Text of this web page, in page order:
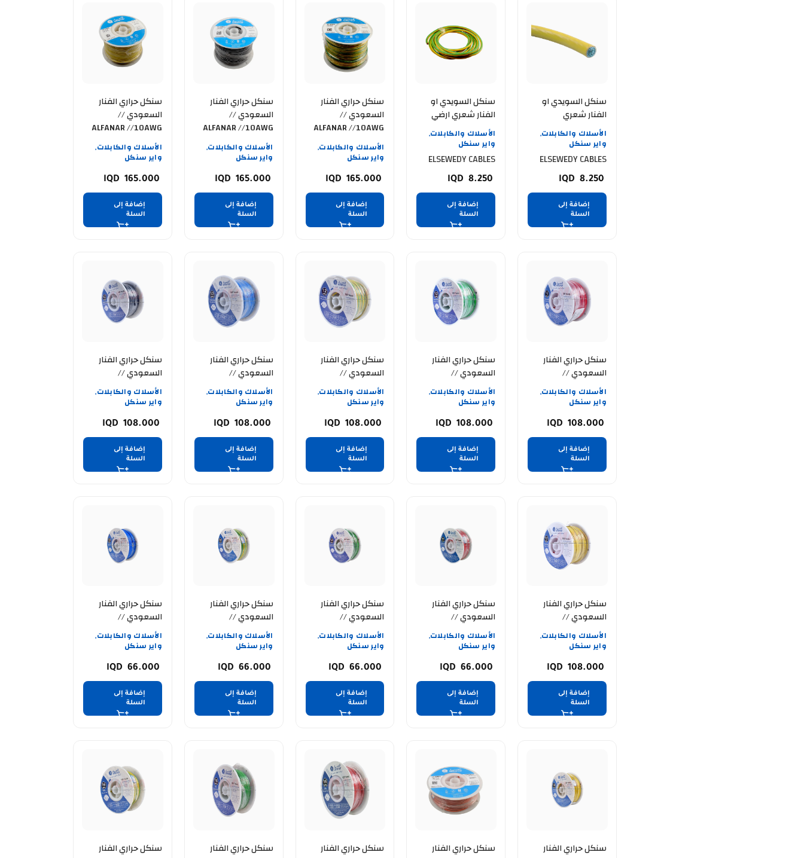
سنكل السويدي او
الفنار شعري
اصفرELSEWEDY
CABLE 25 MM 91.4
mtr
الأسلاك والكابلات,
واير سنكل
ELSEWEDY CABLES
8.250
إضافة إلى
السلة
سنكل السويدي او
الفنار شعري ارضي
ELSEWEDY CABLE 25
MM 91.4 mtr
الأسلاك والكابلات,
واير سنكل
ELSEWEDY CABLES
8.250
إضافة إلى
السلة
سنكل حراري الفنار
السعودي //
ALFANAR //10AWG
// ارضي
الأسلاك والكابلات,
واير سنكل
165.000
إضافة إلى
السلة
سنكل حراري الفنار
السعودي //
ALFANAR //10AWG
// اسود
الأسلاك والكابلات,
واير سنكل
165.000
إضافة إلى
السلة
سنكل حراري الفنار
السعودي //
ALFANAR //10AWG
// اصفر
الأسلاك والكابلات,
واير سنكل
165.000
إضافة إلى
السلة
سنكل حراري الفنار
السعودي //
ALFANAR //12AWG
// احمر
الأسلاك والكابلات,
واير سنكل
108.000
إضافة إلى
السلة
سنكل حراري الفنار
السعودي //
ALFANAR //12AWG
// اخضر
الأسلاك والكابلات,
واير سنكل
108.000
إضافة إلى
السلة
سنكل حراري الفنار
السعودي //
ALFANAR //12AWG
// ارضي
الأسلاك والكابلات,
واير سنكل
108.000
إضافة إلى
السلة
سنكل حراري الفنار
السعودي //
ALFANAR //12AWG
// ازرق
الأسلاك والكابلات,
واير سنكل
108.000
إضافة إلى
السلة
سنكل حراري الفنار
السعودي //
ALFANAR //12AWG
// اسود
الأسلاك والكابلات,
واير سنكل
108.000
إضافة إلى
السلة
سنكل حراري الفنار
السعودي //
ALFANAR //12AWG
// اصفر
الأسلاك والكابلات,
واير سنكل
108.000
إضافة إلى
السلة
سنكل حراري الفنار
السعودي //
ALFANAR //14AWG
// احمر
الأسلاك والكابلات,
واير سنكل
66.000
إضافة إلى
السلة
سنكل حراري الفنار
السعودي //
ALFANAR //14AWG
// اخضر
الأسلاك والكابلات,
واير سنكل
66.000
إضافة إلى
السلة
سنكل حراري الفنار
السعودي //
ALFANAR //14AWG
// ارضي
الأسلاك والكابلات,
واير سنكل
66.000
إضافة إلى
السلة
سنكل حراري الفنار
السعودي //
ALFANAR //14AWG
// ازرق
الأسلاك والكابلات,
واير سنكل
66.000
إضافة إلى
السلة
سنكل حراري الفنار
سنكل حراري الفنار
سنكل حراري الفنار
سنكل حراري الفنار
سنكل حراري الفنار